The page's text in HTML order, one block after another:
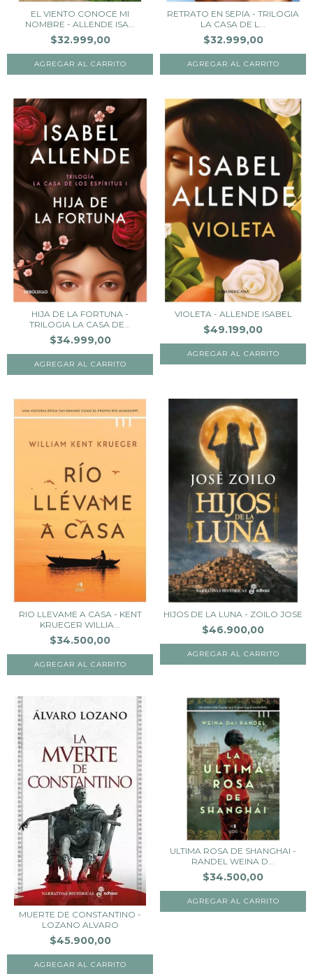
EL VIENTO CONOCE MI
NOMBRE - ALLENDE ISA...
$32.999,00
RETRATO EN SEPIA - TRILOGIA
LA CASA DE L...
$32.999,00
HIJA DE LA FORTUNA -
TRILOGIA LA CASA DE...
$34.999,00
VIOLETA - ALLENDE ISABEL
$49.199,00
RIO LLEVAME A CASA - KENT
KRUEGER WILLIA...
$34.500,00
HIJOS DE LA LUNA - ZOILO JOSE
$46.900,00
MUERTE DE CONSTANTINO -
LOZANO ALVARO
$45.900,00
ULTIMA ROSA DE SHANGHAI -
RANDEL WEINA D...
$34.500,00